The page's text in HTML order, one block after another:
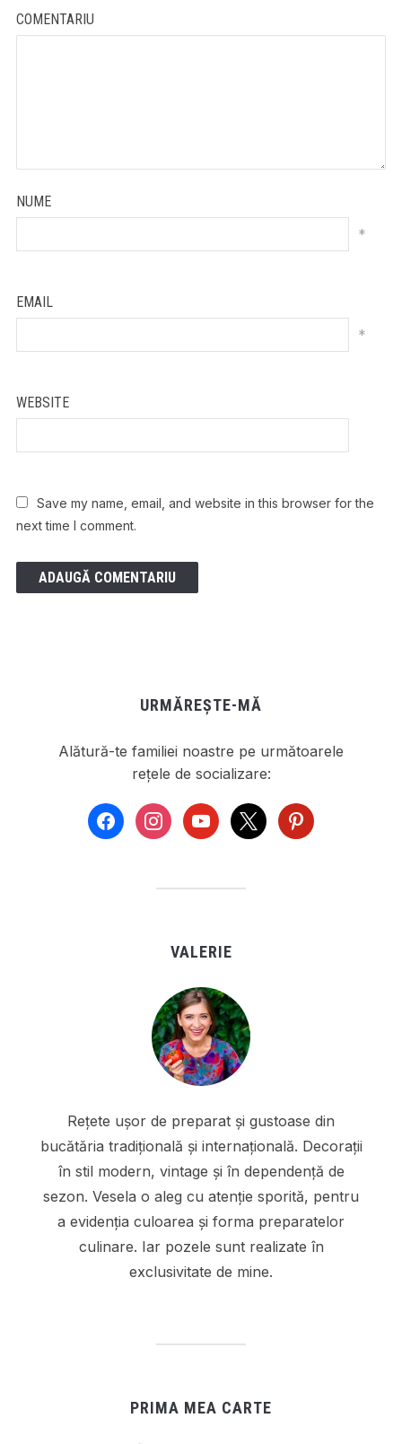
COMENTARIU
NUME
*
EMAIL
*
WEBSITE
Save my name, email, and website in this browser for the
next time I comment.
URMĂREȘTE-MĂ
Alătură-te familiei noastre pe următoarele
rețele de socializare:
facebookinstagramyoutube
x pinterest
VALERIE
Rețete ușor de preparat și gustoase din
bucătăria tradițională și internațională. Decorații
în stil modern, vintage și în dependență de
sezon. Vesela o aleg cu atenție sporită, pentru
a evidenția culoarea și forma preparatelor
culinare. Iar pozele sunt realizate în
exclusivitate de mine.
PRIMA MEA CARTE